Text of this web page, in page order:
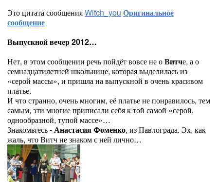
Это цитата сообщенияWitch_you Оригинальное
сообщение
Выпускной вечер 2012…
Нет, в этом сообщении речь пойдёт вовсе не оВитче, а о
семнадцатилетней школьнице, которая выделилась из
«серой массы», и пришла на выпускной в очень красивом
платье.
И что странно, очень многим, её платье не понравилось, тем
самым, эти многие приписали себя к той самой «серой,
однообразной, тупой массе»…
Знакомьтесь -Анастасия Фоменко, из Павлограда. Эх, как
жаль, что Витч не знаком с ней лично…